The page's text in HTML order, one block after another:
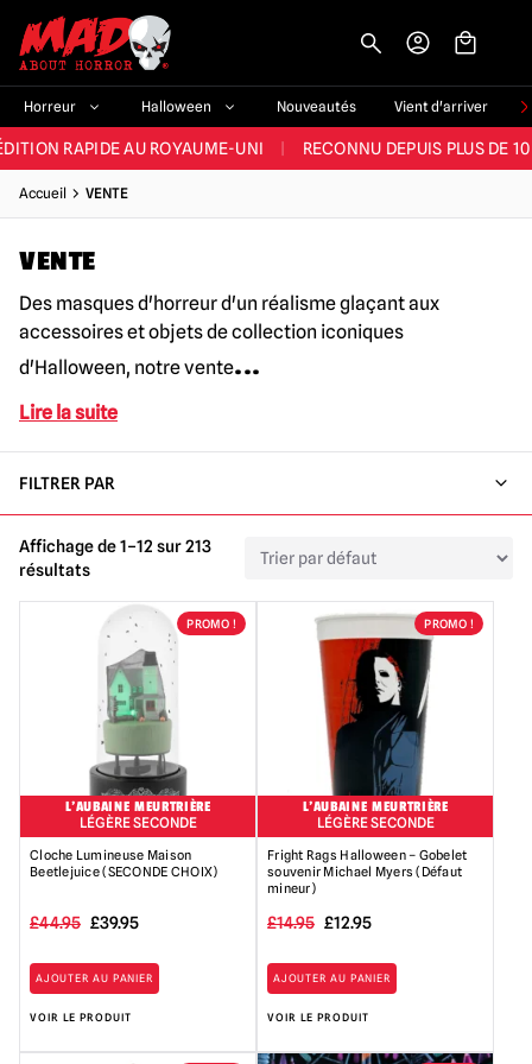
Horreur Halloween Nouveautés Vient d'arriver
ET LA MEILLEURE GAMME DU ROYAUME-UNI PLUS DE 60 000
RAPIDE AU ROYAUME-UNI RECONNU DEPUIS PLUS DE
NOUVEAUX PRODUITS DÉRIVÉS D'HORREUR CHAQUE SEMAINE
Accueil VENTE
VENTE
Des masques d'horreur d'un réalisme glaçant aux
accessoires et objets de collection iconiques
d'Halloween, notre vente...
Lire la suite
FILTRER PAR
Affichage de 1–12 sur 213
résultats
PROMO !
L'AUBAINE MEURTRIÈRE
LÉGÈRE SECONDE
Cloche Lumineuse Maison
Beetlejuice (SECONDE CHOIX)
£44.95 Le
initial
était
de
£39.95Le
actuel
de
AJOUTER AU PANIER
VOIR LE PRODUIT
PROMO !
L'AUBAINE MEURTRIÈRE
LÉGÈRE SECONDE
Fright Rags Halloween – Gobelet
souvenir Michael Myers (Défaut
mineur)
£14.95 Le
initial
était
:
£12.95Le
actuel
:
AJOUTER AU PANIER
VOIR LE PRODUIT